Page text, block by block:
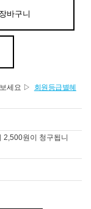
장바구니
세요 ▷
회원등급별혜
2,500원이 청구됩니